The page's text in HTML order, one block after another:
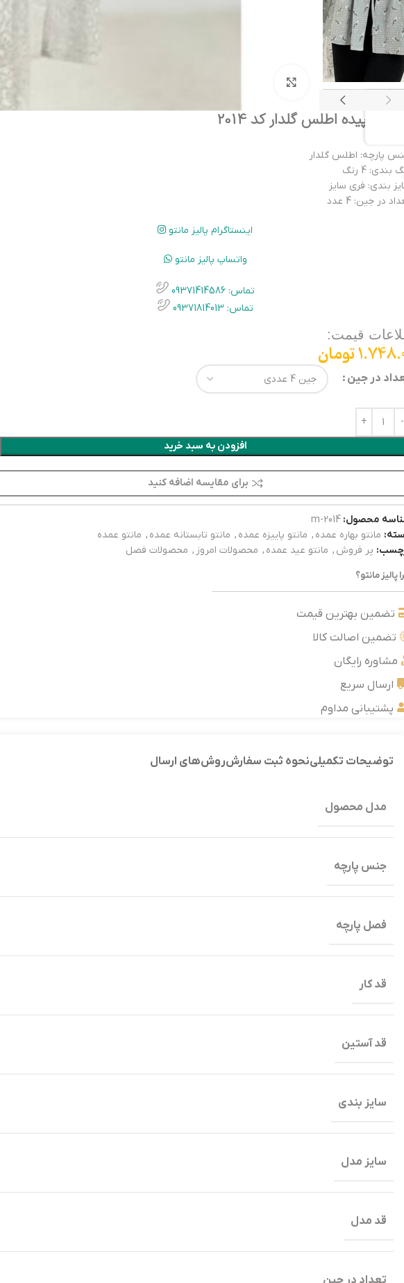
سپیده اطلس گلدار کد 2014
پارچه: اطلس گلدار
بندی: 4 رنگ
بندی: فری سایز
در جین: 4 عدد
اینستاگرام پالیز مانتو
واتساپ پالیز مانتو
تماس: 09371414586
تماس: 09371814013
قیمت:
تومان
در جین
افزودن به سبد خرید
برای مقایسه اضافه کنید
محصول: 2014-m
مانتو بهاره عمده , مانتو پاییزه عمده , مانتو تابستانه عمده , مانتو عمده
پر فروش , مانتو عید عمده , محصولات امروز , محصولات فصل
پالیز مانتو؟
تضمین بهترین قیمت
تضمین اصالت کالا
مشاوره رایگان
ارسال سریع
پشتیبانی مداوم
توضیحات تکمیلینحوه ثبت سفارشروش‌های ارسال
مدل محصول
جنس پارچه
فصل پارچه
قد کار
قد آستین
سایز بندی
سایز مدل
قد مدل